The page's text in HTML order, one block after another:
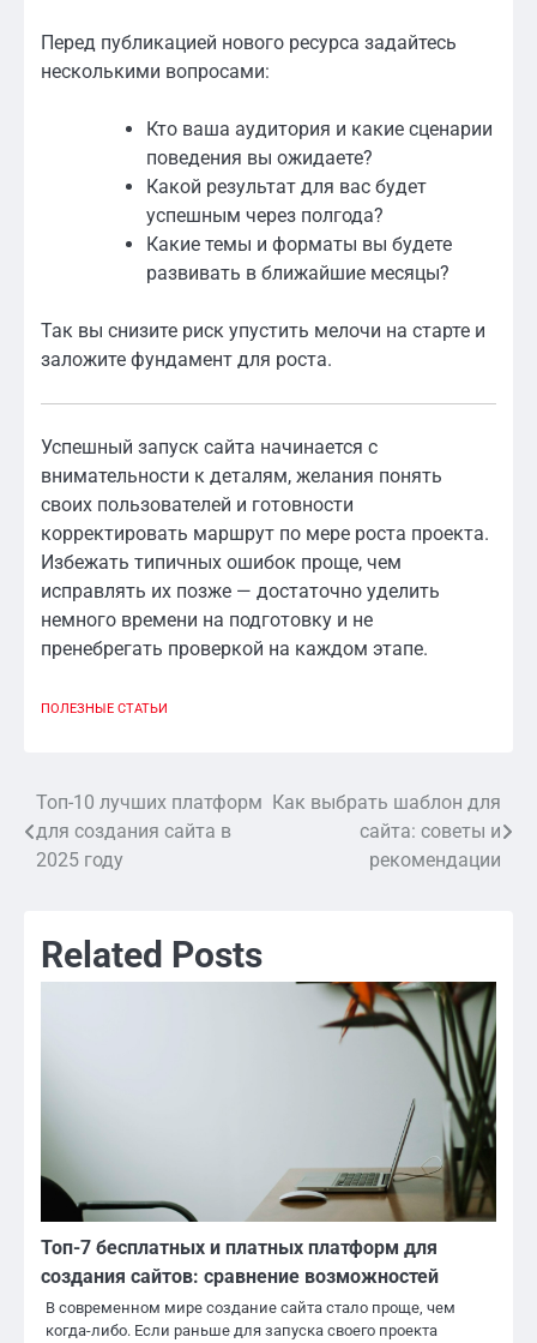
Перед публикацией нового ресурса задайтесь
несколькими вопросами:
Кто ваша аудитория и какие сценарии
поведения вы ожидаете?
Какой результат для вас будет
успешным через полгода?
Какие темы и форматы вы будете
развивать в ближайшие месяцы?
Так вы снизите риск упустить мелочи на старте и
заложите фундамент для роста.
Успешный запуск сайта начинается с
внимательности к деталям, желания понять
своих пользователей и готовности
корректировать маршрут по мере роста проекта.
Избежать типичных ошибок проще, чем
исправлять их позже — достаточно уделить
немного времени на подготовку и не
пренебрегать проверкой на каждом этапе.
ПОЛЕЗНЫЕ СТАТЬИ
Навигация
по
Топ-10 лучших платформ
для создания сайта в
2025 году
Как выбрать шаблон для
сайта: советы и
рекомендации
Related Posts
Топ-7 бесплатных и платных платформ для
создания сайтов: сравнение возможностей
В современном мире создание сайта стало проще, чем
когда-либо. Если раньше для запуска своего проекта